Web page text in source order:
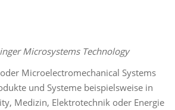
Microsystems Technology
Microelectromechanical Systems
und Systeme beispielsweise in
Medizin, Elektrotechnik oder Energie